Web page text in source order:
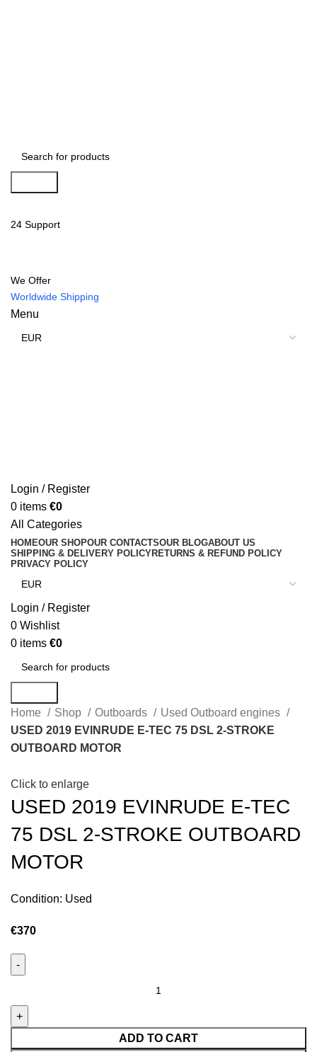
24 Support
We Offer
Worldwide Shipping
Menu
Login / Register
0 items €0
All Categories
HOMEOUR SHOPOUR CONTACTSOUR BLOGABOUT US
SHIPPING & DELIVERY POLICYRETURNS & REFUND POLICY
PRIVACY POLICY
Login / Register
0 Wishlist
0 items €0
Home
Shop Outboards
Used Outboard engines
USED 2019 EVINRUDE E-TEC 75 DSL 2-STROKE
OUTBOARD MOTOR
Click to enlarge
USED 2019 EVINRUDE E-TEC
75 DSL 2-STROKE OUTBOARD
MOTOR
Condition: Used
€370
ADD TO CART